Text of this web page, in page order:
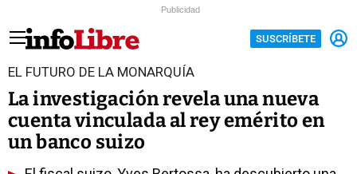
Publicidad
SUSCRÍBETE
EL FUTURO DE LA MONARQUÍA
La investigación revela una nueva
cuenta vinculada al rey emérito en
un banco suizo